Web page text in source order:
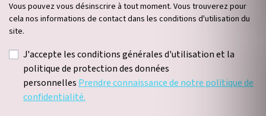
Vous pouvez vous désinscrire à tout moment. Vous trouverez pour
cela nos informations de contact dans les conditions d'utilisation du
site.
J'accepte les conditions générales d'utilisation et la
politique de protection des données
personnelles Prendre connaissance de notre politique de
confidentialité.